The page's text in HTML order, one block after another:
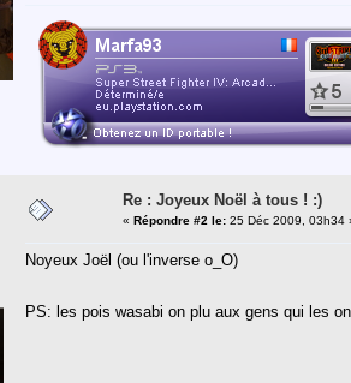
Re : Joyeux Noël à tous ! :)
« Répondre #2 le: 25 Déc 2009, 03h34
Noyeux Joël (ou l'inverse o_O)
PS: les pois wasabi on plu aux gens qui les